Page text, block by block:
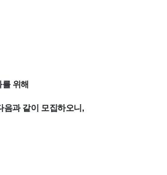
위해
음과 같이 모집하오니,